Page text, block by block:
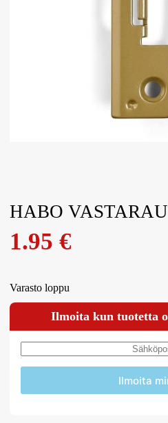
HABO
1.95€
Varasto loppu
Ilmoita kun tuotetta
Ilmoita